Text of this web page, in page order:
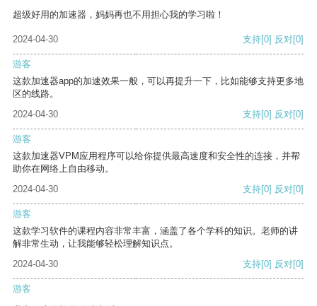
超级好用的加速器，妈妈再也不用担心我的学习啦！
2024-04-30 支持[0] 反对[0]
游客
这款加速器app的加速效果一般，可以再提升一下，比如能够支持更多地
区的线路。
2024-04-30
支持[0] 反对[0]
游客
这款加速器VPM应用程序可以给你提供最高速度和安全性的连接，并帮
助你在网络上自由移动。
2024-04-30
支持[0] 反对[0]
游客
这款学习软件的课程内容非常丰富，涵盖了各个学科的知识。老师的讲
解非常生动，让我能够轻松理解知识点。
2024-04-30
支持[0] 反对[0]
游客